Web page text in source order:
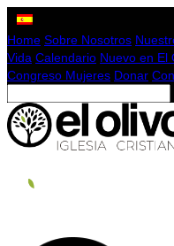
Home Sobre Nosotros
Vida Calendario Nuevo en El
Congreso Mujeres Donar